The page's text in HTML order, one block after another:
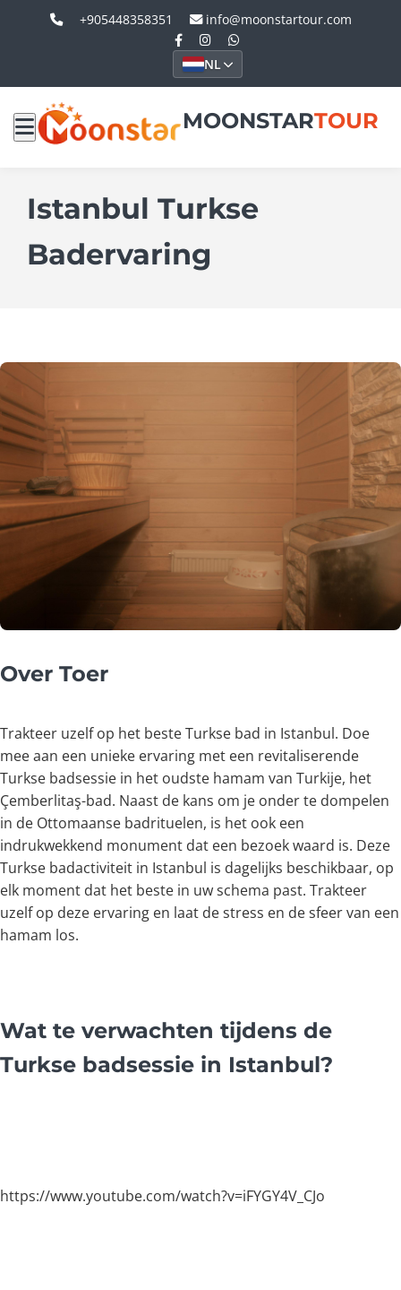
+905448358351 info@moonstartour.com
NL
MOONSTARTOUR
Istanbul Turkse
Badervaring
Over Toer
Trakteer uzelf op het beste Turkse bad in Istanbul. Doe
mee aan een unieke ervaring met een revitaliserende
Turkse badsessie in het oudste hamam van Turkije, het
Çemberlitaş-bad. Naast de kans om je onder te dompelen
in de Ottomaanse badrituelen, is het ook een
indrukwekkend monument dat een bezoek waard is. Deze
Turkse badactiviteit in Istanbul is dagelijks beschikbaar, op
elk moment dat het beste in uw schema past. Trakteer
uzelf op deze ervaring en laat de stress en de sfeer van een
hamam los.
Wat te verwachten tijdens de
Turkse badsessie in Istanbul?
https://www.youtube.com/watch?v=iFYGY4V_CJo